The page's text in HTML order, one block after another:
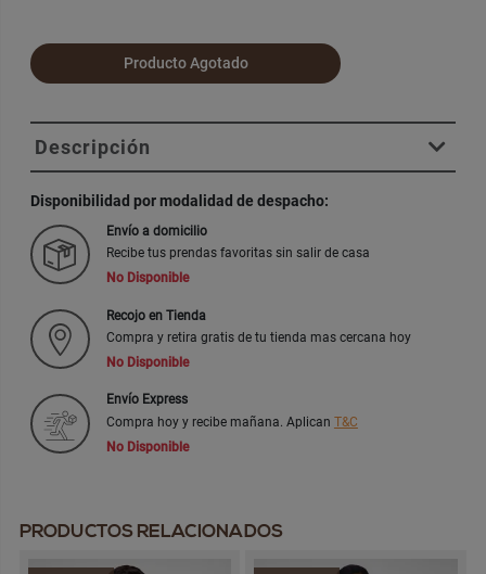
Producto Agotado
Descripción
Disponibilidad por modalidad de despacho:
Envío a domicilio
Recibe tus prendas favoritas sin salir de casa
No Disponible
Recojo en Tienda
Compra y retira gratis de tu tienda mas cercana hoy
No Disponible
Envío Express
Compra hoy y recibe mañana. Aplican T&C
No Disponible
PRODUCTOS RELACIONADOS